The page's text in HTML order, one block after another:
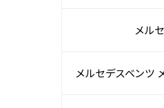
メル
メルセデスベンツ